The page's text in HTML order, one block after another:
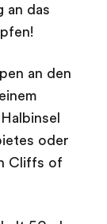
an das
an den
oder
Cliffs of